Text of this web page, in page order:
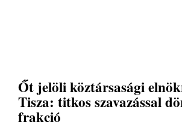
Őt jelöli köztársasági
Tisza: titkos szavazással
frakció